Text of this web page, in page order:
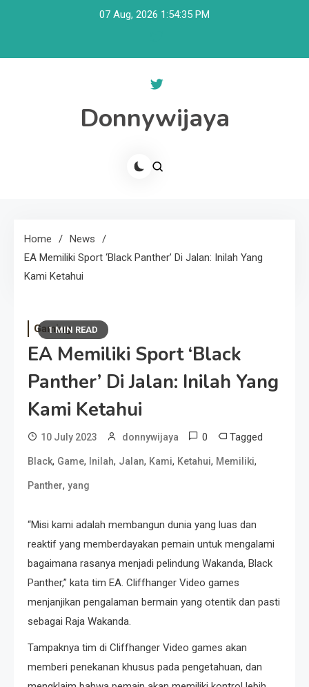
07 Aug, 2026 1:54:36 PM
Donnywijaya
Home
News
EA Memiliki Sport ‘Black Panther’ Di Jalan: Inilah Yang
Kami Ketahui
1 MIN READ
Gaming
EA Memiliki Sport ‘Black
Panther’ Di Jalan: Inilah Yang
Kami Ketahui
10 July 2023 donnywijaya 0 Tagged
Black, Game, Inilah, Jalan, Kami, Ketahui, Memiliki,
Panther, yang
“Misi kami adalah membangun dunia yang luas dan
reaktif yang memberdayakan pemain untuk mengalami
bagaimana rasanya menjadi pelindung Wakanda, Black
Panther,” kata tim EA. Cliffhanger Video games
menjanjikan pengalaman bermain yang otentik dan pasti
sebagai Raja Wakanda.
Tampaknya tim di Cliffhanger Video games akan
memberi penekanan khusus pada pengetahuan, dan